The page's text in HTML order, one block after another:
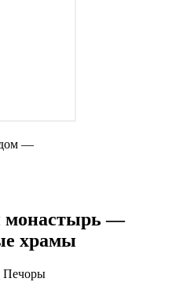
—
монастырь —
храмы
Печоры